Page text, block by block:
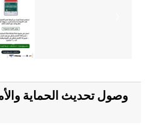
وصول تحديث الحماية